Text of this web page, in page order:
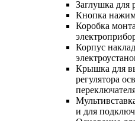
Заглушка для
Кнопка
Коробка
Корпус
Крышка для
регулятора
и для